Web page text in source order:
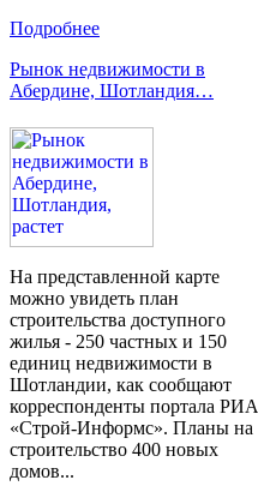
Подробнее
Рынок недвижимости в
Абердине, Шотландия…
На представленной карте
можно увидеть план
строительства доступного
жилья - 250 частных и 150
единиц недвижимости в
Шотландии, как сообщают
корреспонденты портала РИА
«Строй-Информс». Планы на
строительство 400 новых
домов...